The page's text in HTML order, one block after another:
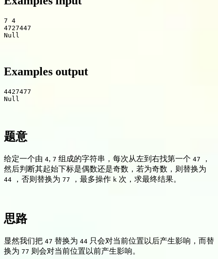
7 4
Null
Examples output
Null
题意
给定一个由 4, 7 组成的字符串，每次从左到右找第一个 47
，
然后判断其起始下标是偶数还是奇数，若为奇数，则替换为
44 ，否则替换为 77 ，最多操作 k 次，求最终结果。
思路
显然我们把 47 替换为 44 只会对当前位置以后产生影响，而替
换为 77 则会对当前位置以前产生影响。